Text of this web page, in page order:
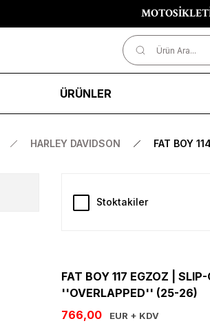
ÜRÜNLER
HARLEY DAVIDSON FAT BOY
Stoktakiler
FAT BOY 117 EGZOZ |
''OVERLAPPED'' (25-26)
766,00
EUR + KDV